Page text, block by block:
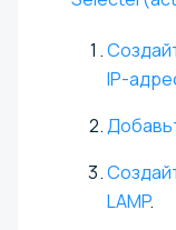
IP-
LAMP.